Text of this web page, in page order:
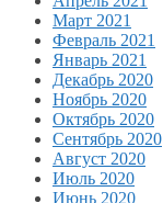
Март 2021
Февраль 2021
Январь 2021
Декабрь 2020
Ноябрь 2020
Октябрь 2020
Сентябрь 2020
Август 2020
Июль 2020
Июнь 2020